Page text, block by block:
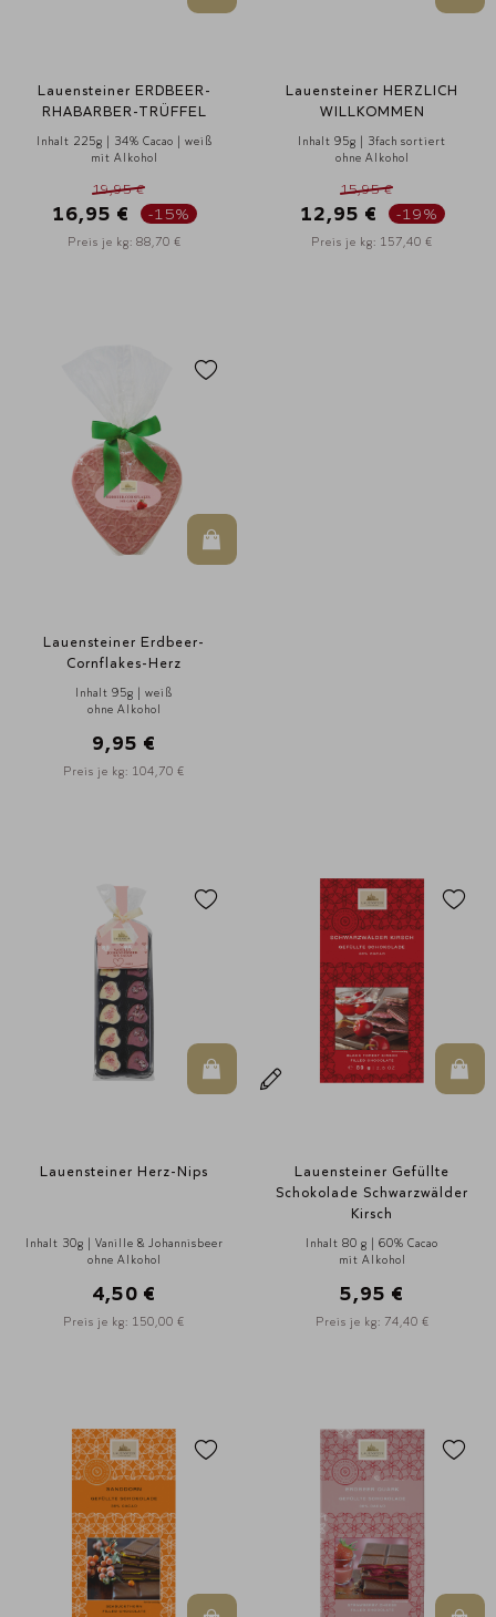
Lauensteiner ERDBEER-
RHABARBER-TRÜFFEL
Inhalt 225g | 34% Cacao | weiß
mit Alkohol
19,95 €
16,95 € -15%
Preis je kg: 88,70 €
Lauensteiner HERZLICH
WILLKOMMEN
Inhalt 95g | 3fach sortiert
ohne Alkohol
15,95 €
12,95 € -19%
Preis je kg: 157,40 €
In den Warenkorb
Lauensteiner Erdbeer-
Cornflakes-Herz
Inhalt 95g | weiß
ohne Alkohol
9,95 €
Preis je kg: 104,70 €
In den Warenkorb
Lauensteiner Herz-Nips
Inhalt 30g | Vanille & Johannisbeer
ohne Alkohol
4,50 €
Preis je kg: 150,00 €
In
Lauensteiner Gefüllte
Schokolade Schwarzwälder
Kirsch
Inhalt 80 g | 60% Cacao
mit Alkohol
5,95 €
Preis je kg: 74,40 €